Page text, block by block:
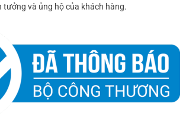
tưởng và ủng hộ của khách hàng.